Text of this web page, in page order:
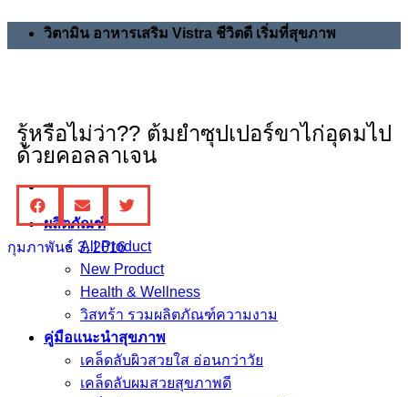
วิตามิน อาหารเสริม Vistra ชีวิตดี เริ่มที่สุขภาพ
ผลิตภัณฑ์
All Product
New Product
Health & Wellness
วิสทร้า รวมผลิตภัณฑ์ความงาม
คู่มือแนะนำสุขภาพ
เคล็ดลับผิวสวยใส อ่อนกว่าวัย
เคล็ดลับผมสวยสุขภาพดี
รู้หรือไม่ว่า?? ต้มยำซุปเปอร์ขาไก่อุดมไป
ด้วยคอลลาเจน
กุมภาพันธ์ 3, 2016